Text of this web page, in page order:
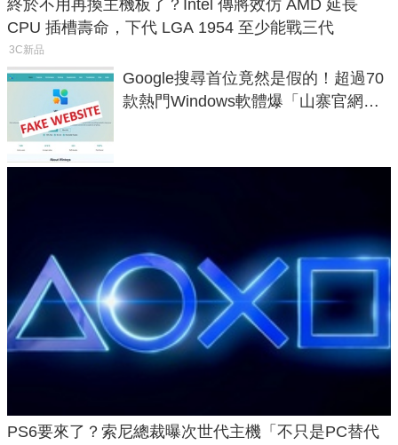
終於不用再換主機板了？Intel 傳將效仿 AMD 延長
CPU 插槽壽命，下代 LGA 1954 至少能戰三代
3C新品
Google搜尋首位竟然是假的！超過70
款熱門Windows軟體爆「山寨官網」
PS6要來了？索尼總裁曝次世代主機「不只是PC替代